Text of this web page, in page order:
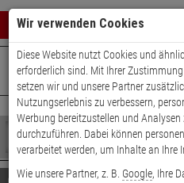
Warenkorb
0
Ihr
Shop
durchsuchen
Bitte
geben
Es
wurde
+49 (0)821 899 493-0Mo. - Do.:
Wir verwenden Cookies
Diese Website nutzt Cookies und
erforderlich sind. Mit Ihrer
setzen wir und unsere Partner
Nutzungserlebnis zu verbessern,
Werbung bereitzustellen und
durchzuführen. Dabei können
verarbeitet werden, um Inhalte an Ihre
Wie unsere Partner, z. B. Google, Ihre